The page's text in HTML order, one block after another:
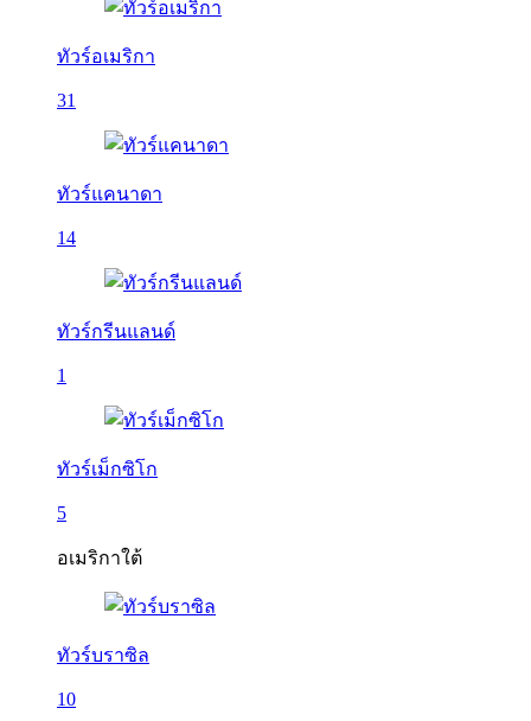
ทัวร์อเมริกา
31
ทัวร์แคนาดา
14
ทัวร์กรีนแลนด์
1
ทัวร์เม็กซิโก
5
อเมริกาใต้
ทัวร์บราซิล
10